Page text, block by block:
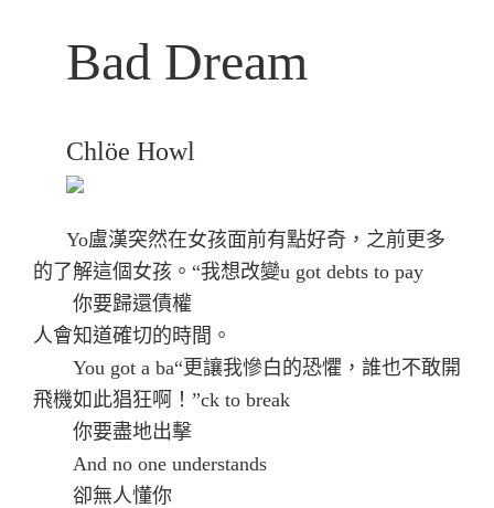
Bad Dream
Chlöe Howl
Yo盧漢突然在女孩面前有點好奇，之前更多
的了解這個女孩。“我想改變u got debts to pay
你要歸還債權
人會知道確切的時間。
You got a ba“更讓我慘白的恐懼，誰也不敢開
飛機如此猖狂啊！”ck to break
你要盡地出擊
And no one understands
卻無人懂你